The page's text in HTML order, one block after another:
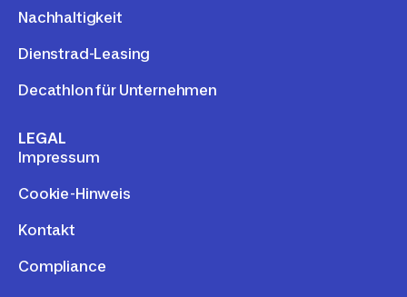
Nachhaltigkeit
Dienstrad-Leasing
Decathlon für Unternehmen
LEGAL
Impressum
Cookie-Hinweis
Kontakt
Compliance